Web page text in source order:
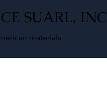
SUARL,
materials